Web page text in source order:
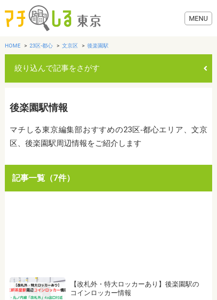
歯医者・病院
おでかけ
HOME 23区-都心 文京区 後楽園駅
絞り込んで記事をさがす
カテゴリを選ぶ
すべて グルメ 美容・健康 歯医者・病院 おでかけ
後楽園駅情報
マチしる東京編集部おすすめの23区-都心エリア、文京
区、後楽園駅周辺情報をご紹介します
記事一覧（7件）
【改札外・特大ロッカーあり】後楽園駅の
コインロッカー情報